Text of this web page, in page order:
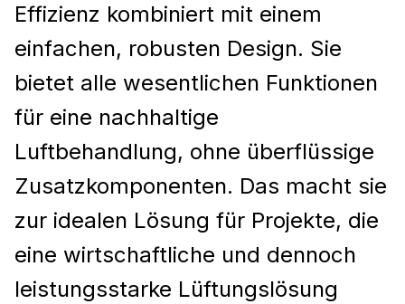
Effizienz kombiniert mit einem
einfachen, robusten Design. Sie
bietet alle wesentlichen Funktionen
für eine nachhaltige
Luftbehandlung, ohne überflüssige
Zusatzkomponenten. Das macht sie
zur idealen Lösung für Projekte, die
eine wirtschaftliche und dennoch
leistungsstarke Lüftungslösung